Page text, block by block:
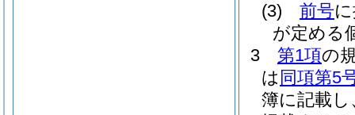
(3)
前号
が定める
3
第1項の
は 同項第5
簿に記載